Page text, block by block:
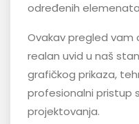
određenih
Ovakav pregled
realan uvid u naš
grafičkog prikaza,
profesionalni pristup
projektovanja.